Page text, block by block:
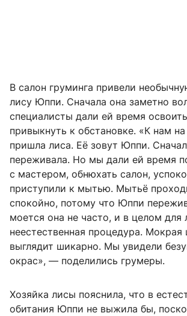
В салон груминга привели
лису Юппи. Сначала она заметно
специалисты дали ей время
привыкнуть к обстановке. «К нам
пришла лиса. Её зовут Юппи.
переживала. Но мы дали ей время
с мастером, обнюхать салон,
приступили к мытью. Мытьё
спокойно, потому что Юппи
моется она не часто, и в целом для
неестественная процедура.
выглядит шикарно. Мы увидели
окрас», — поделились грумеры.
Хозяйка лисы пояснила, что в
обитания Юппи не выжила бы,